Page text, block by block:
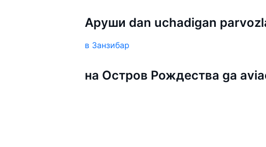
Аруши dan uchadigan
в Занзибар
на Остров Рождества ga